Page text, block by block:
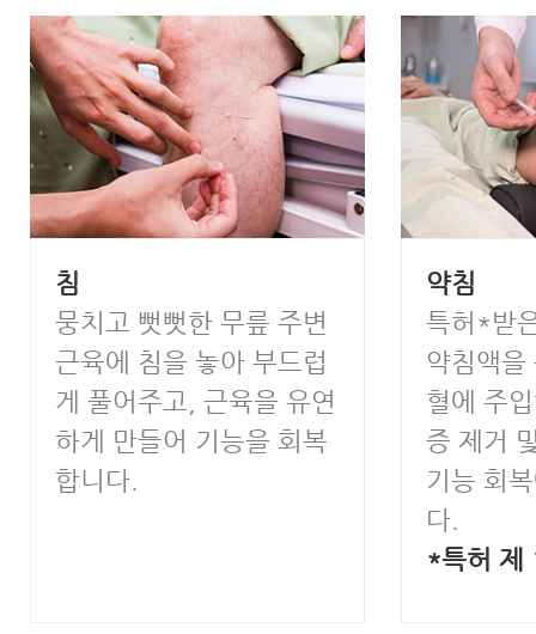
침
뭉치고 뻣뻣한 무릎 주변
근육에 침을 놓아 부드럽
게 풀어주고, 근육을 유연
하게 만들어 기능을 회복
합니다.
약침
특허*받
약침액을
혈에 주
증 제거
기능 회
다.
*특허 제